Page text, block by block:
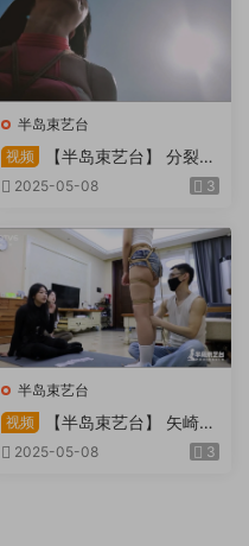
半岛束艺台
视频
【半岛束艺台】 分裂的
快感：捆绑检阅式，车顶冷风
天。过路车辆..
2025-05-08 3
半岛束艺台
视频
【半岛束艺台】 矢崎
泽爱 世界上运气最差的女孩
2025-05-08 3